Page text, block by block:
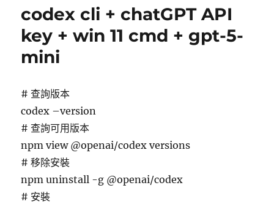
codex cli + chatGPT API
key + win 11 cmd + gpt-5-
mini
# 查詢版本
codex –version
# 查詢可用版本
npm view @openai/codex versions
# 移除安裝
npm uninstall -g @openai/codex
# 安裝